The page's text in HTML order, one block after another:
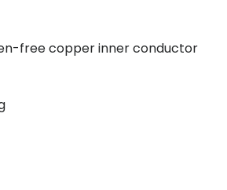
free copper inner conductor